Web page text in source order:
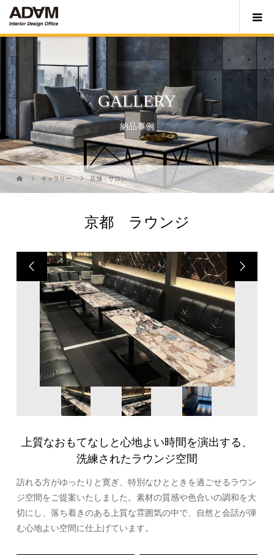
GALLERY
納品事例
ギャラリー 店舗・サロン
京都 ラウンジ
上質なおもてなしと心地よい時間を演出する、
洗練されたラウンジ空間
訪れる方がゆったりと寛ぎ、特別なひとときを過ごせるラウン
ジ空間をご提案いたしました。素材の質感や色合いの調和を大
切にし、落ち着きのある上質な雰囲気の中で、自然と会話が弾
む心地よい空間に仕上げています。